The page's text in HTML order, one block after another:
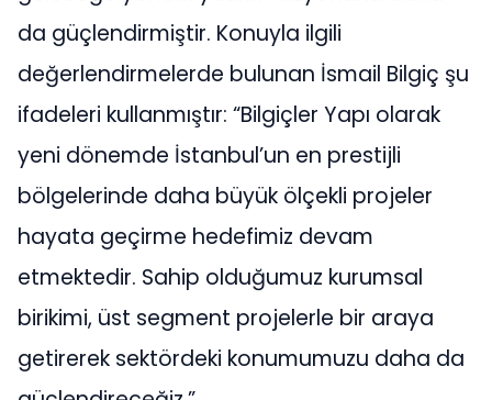
da güçlendirmiştir. Konuyla ilgili
değerlendirmelerde bulunan İsmail Bilgiç şu
ifadeleri kullanmıştır: “Bilgiçler Yapı olarak
yeni dönemde İstanbul’un en prestijli
bölgelerinde daha büyük ölçekli projeler
hayata geçirme hedefimiz devam
etmektedir. Sahip olduğumuz kurumsal
birikimi, üst segment projelerle bir araya
getirerek sektördeki konumumuzu daha da